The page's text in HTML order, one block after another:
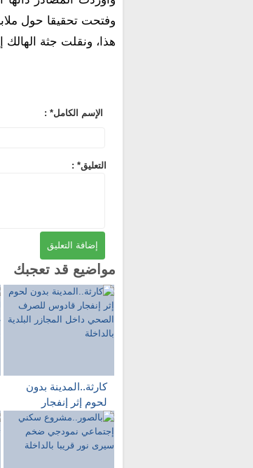
وفتحت تحقيقا حول
هذا، ونقلت جثة
: *الإسم الكامل
: *التعليق
مواضيع قد تعجبك
كارثة..المدينة بدون
لحوم إثر إنفجار
قادوس للصرف
الصحي داخل المجازر
البلدية بالداخلة